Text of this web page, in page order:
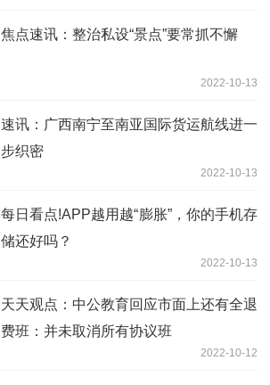
焦点速讯：整治私设“景点”要常抓不懈
2022-10-13
速讯：广西南宁至南亚国际货运航线进一
步织密
2022-10-13
每日看点!APP越用越“膨胀”，你的手机存
储还好吗？
2022-10-13
天天观点：中公教育回应市面上还有全退
费班：并未取消所有协议班
2022-10-12